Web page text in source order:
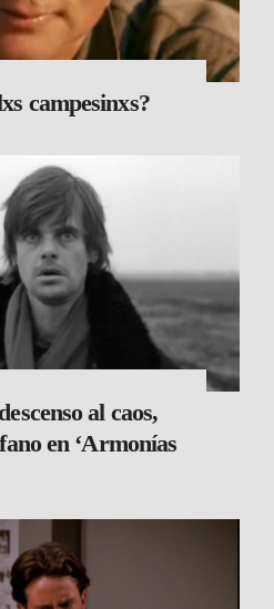
campesinxs?
al caos,
en ‘Armonías